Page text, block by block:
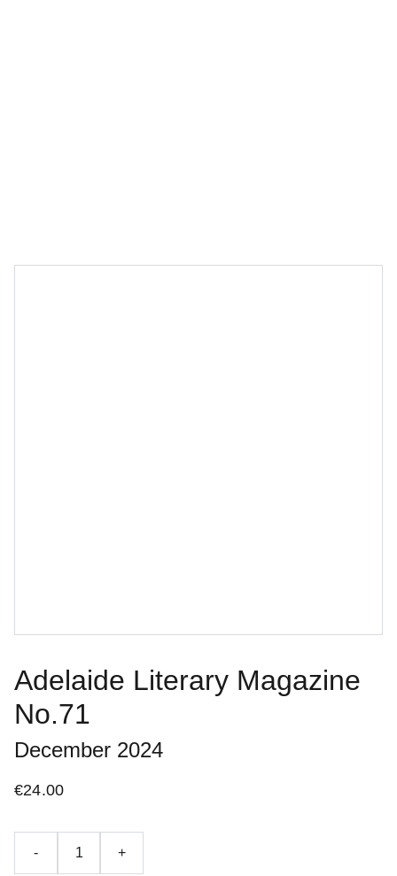
Adelaide Literary Magazine
No.71
December 2024
€24.00
- +